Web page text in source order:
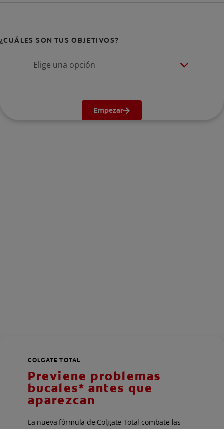
¿CUÁLES SON TUS OBJETIVOS?
Elige una opción
Empezar
COLGATE TOTAL
Previene problemas
bucales* antes que
aparezcan
La nueva fórmula de Colgate Total combate las